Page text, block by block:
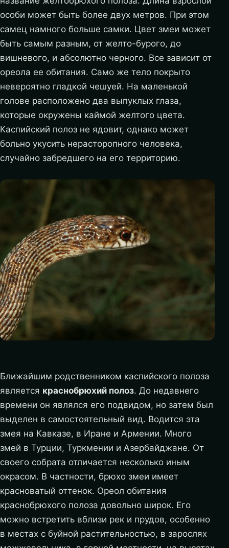
особи может быть более двух метров. При этом
самец намного больше самки. Цвет змеи может
быть самым разным, от желто-бурого, до
вишневого, и абсолютно черного. Все зависит от
ореола ее обитания. Само же тело покрыто
невероятно гладкой чешуей. На маленькой
голове расположено два выпуклых глаза,
которые окружены каймой желтого цвета.
Каспийский полоз не ядовит, однако может
больно укусить нерасторопного человека,
случайно забредшего на его территорию.
Ближайшим родственником каспийского полоза
является краснобрюхий полоз. До недавнего
времени он являлся его подвидом, но затем был
выделен в самостоятельный вид. Водится эта
змея на Кавказе, в Иране и Армении. Много
змей в Турции, Туркмении и Азербайджане. От
своего собрата отличается несколько иным
окрасом. В частности, брюхо змеи имеет
красноватый оттенок. Ореол обитания
краснобрюхого полоза довольно широк. Его
можно встретить вблизи рек и прудов, особенно
в местах с буйной растительностью, в зарослях